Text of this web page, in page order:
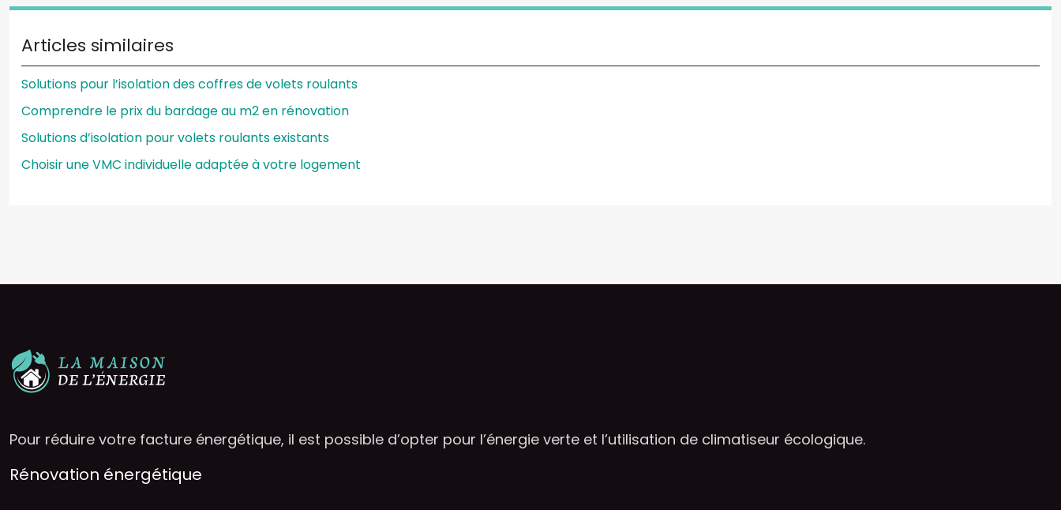
Articles similaires
Solutions pour l’isolation des coffres de volets roulants
Comprendre le prix du bardage au m2 en rénovation
Solutions d’isolation pour volets roulants existants
Choisir une VMC individuelle adaptée à votre logement
Pour réduire votre facture énergétique, il est possible d’opter pour l’énergie verte et l’utilisation de climatiseur écologique.
Rénovation énergétique